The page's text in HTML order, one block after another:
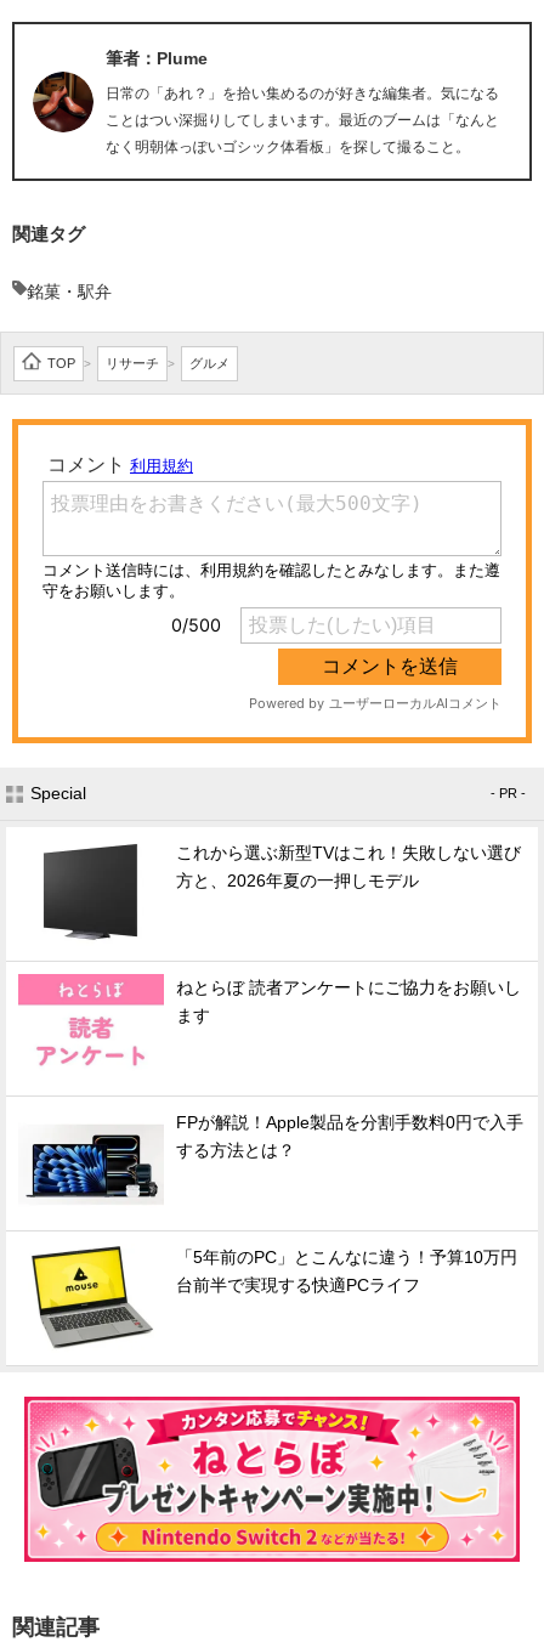
筆者：Plume
日常の「あれ？」を拾い集めるのが好きな編集者。気になる
ことはつい深掘りしてしまいます。最近のブームは「なんと
なく明朝体っぽいゴシック体看板」を探して撮ること。
関連タグ
銘菓・駅弁
TOP > リサーチ > グルメ
Special - PR -
これから選ぶ新型TVはこれ！失敗しない選び
方と、2026年夏の一押しモデル
ねとらぼ 読者アンケートにご協力をお願いし
ます
FPが解説！Apple製品を分割手数料0円で入手
する方法とは？
「5年前のPC」とこんなに違う！予算10万円
台前半で実現する快適PCライフ
関連記事